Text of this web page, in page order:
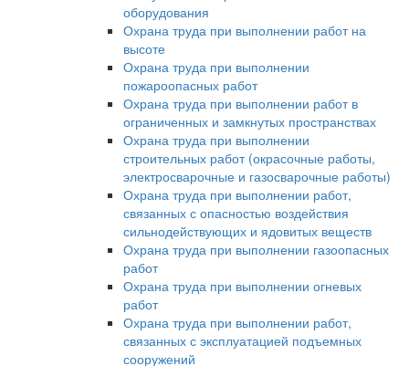
оборудования
Охрана труда при выполнении работ на
высоте
Охрана труда при выполнении
пожароопасных работ
Охрана труда при выполнении работ в
ограниченных и замкнутых пространствах
Охрана труда при выполнении
строительных работ (окрасочные работы,
электросварочные и газосварочные работы)
Охрана труда при выполнении работ,
связанных с опасностью воздействия
сильнодействующих и ядовитых веществ
Охрана труда при выполнении газоопасных
работ
Охрана труда при выполнении огневых
работ
Охрана труда при выполнении работ,
связанных с эксплуатацией подъемных
сооружений